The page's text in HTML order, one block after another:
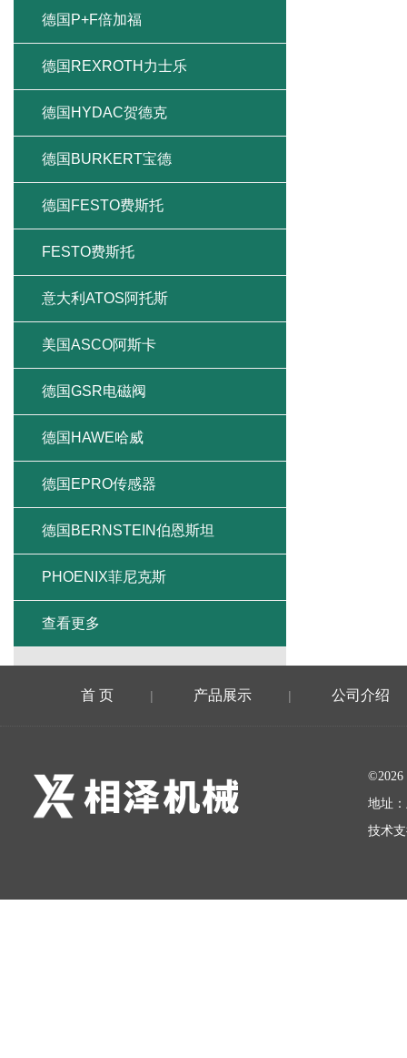
德国P+F倍加福
德国REXROTH力士乐
德国HYDAC贺德克
德国BURKERT宝德
德国FESTO费斯托
FESTO费斯托
意大利ATOS阿托斯
美国ASCO阿斯卡
德国GSR电磁阀
德国HAWE哈威
德国EPRO传感器
德国BERNSTEIN伯恩斯坦
PHOENIX菲尼克斯
查看更多
首 页 | 产品展示 | 公司介绍
地址
技术